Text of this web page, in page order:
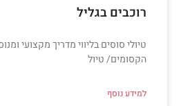
רוכבים בגליל
טיולי סוסים בליווי מדריך מקצועי
הקסומים/ טיול
למידע נוסף